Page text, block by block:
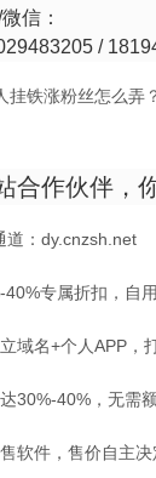
信：
/
合作伙伴，
道：dy.cnzsh.net
专属折扣，自
域名+个人APP，
30%-40%，无需
软件，售价自主